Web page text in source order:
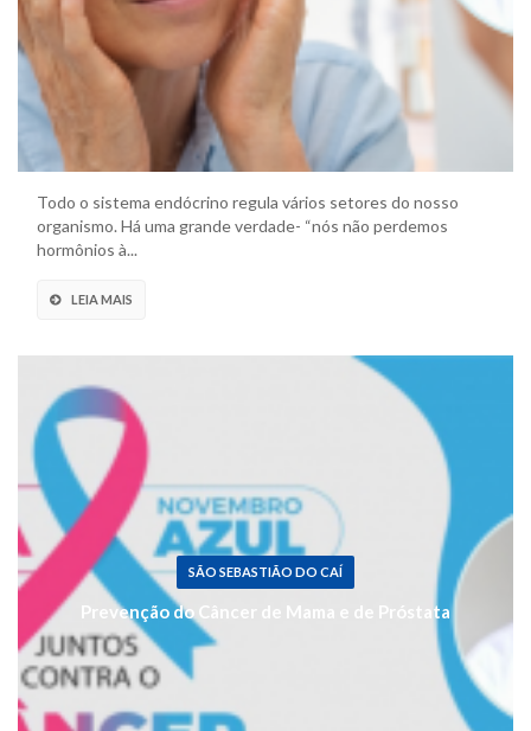
Todo o sistema endócrino regula vários setores do nosso
organismo. Há uma grande verdade- “nós não perdemos
hormônios à...
LEIA MAIS
SÃO SEBASTIÃO DO CAÍ
Prevenção do Câncer de Mama e de Próstata